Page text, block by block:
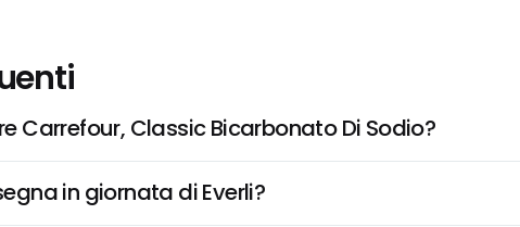
Carrefour, Classic Bicarbonato Di Sodio?
in giornata di Everli?